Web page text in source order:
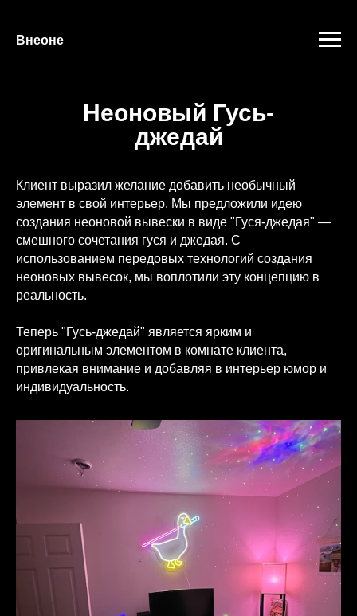
Внеоне
Неоновый Гусь-
джедай
Клиент выразил желание добавить необычный
элемент в свой интерьер. Мы предложили идею
создания неоновой вывески в виде "Гуся-джедая" —
смешного сочетания гуся и джедая. С
использованием передовых технологий создания
неоновых вывесок, мы воплотили эту концепцию в
реальность.
Теперь "Гусь-джедай" является ярким и
оригинальным элементом в комнате клиента,
привлекая внимание и добавляя в интерьер юмор и
индивидуальность.